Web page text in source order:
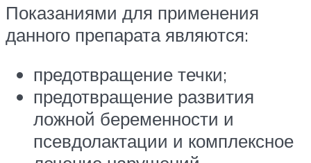
Показаниями для применения
данного препарата являются:
предотвращение течки;
предотвращение развития
ложной беременности и
псевдолактации и комплексное